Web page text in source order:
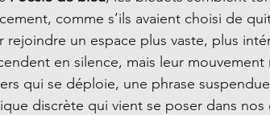
comme s’ils avaient choisi de
rejoindre un espace plus vaste, plus
en silence, mais leur
qui se déploie, une phrase suspendue
discrète qui vient se poser dans nos